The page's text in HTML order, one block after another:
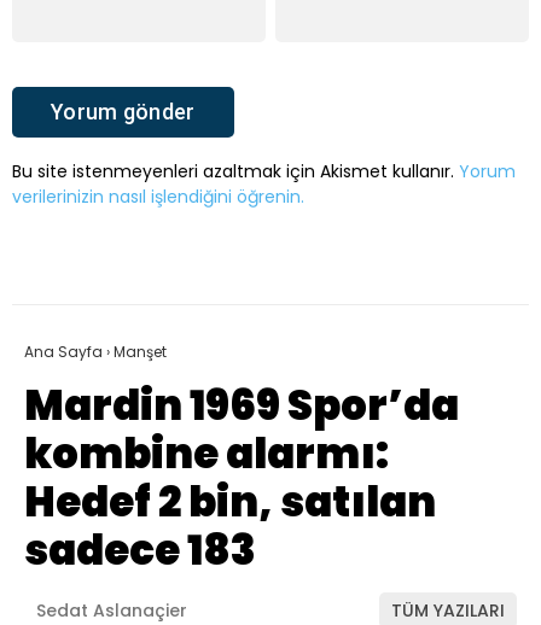
Bu site istenmeyenleri azaltmak için Akismet kullanır. Yorum
verilerinizin nasıl işlendiğini öğrenin.
Ana Sayfa ›Manşet
Mardin 1969 Spor’da
kombine alarmı:
Hedef 2 bin, satılan
sadece 183
Sedat Aslanaçier TÜM YAZILARI